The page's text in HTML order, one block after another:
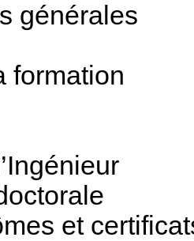
générales
formation
et